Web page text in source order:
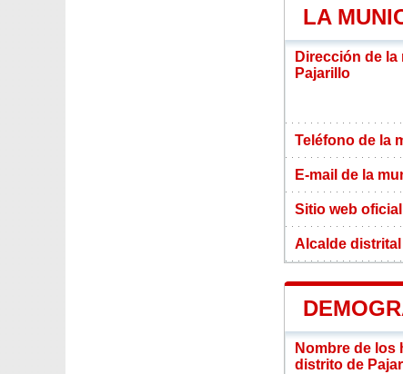
LA
Dirección de
Pajarillo
Teléfono de la
E-mail de la
Sitio web
Alcalde
Nombre de los
distrito de